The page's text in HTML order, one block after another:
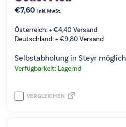
€7,60 inkl. MwSt.
Österreich: +€4,40 Versand
Deutschland: +€9,80 Versand
Selbstabholung in Steyr möglich
Verfügbarkeit: Lagernd
VERGLEICHEN